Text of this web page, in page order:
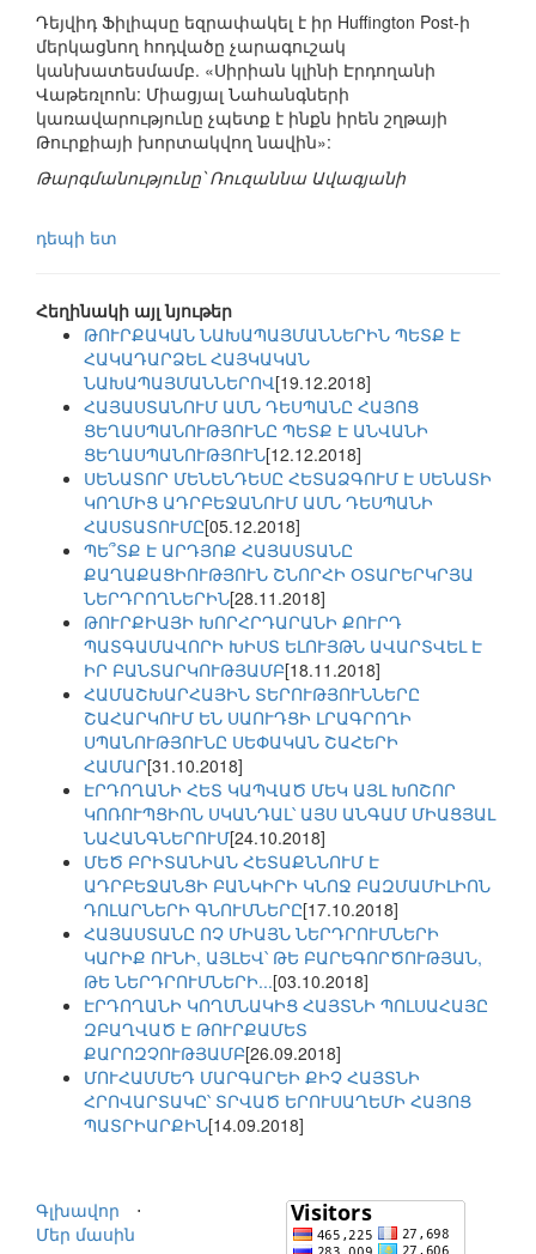
Դեյվիդ Ֆիլիպսը եզրափակել է իր Huffington Post-ի
մերկացնող հոդվածը չարագուշակ
կանխատեսմամբ. «Սիրիան կլինի Էրդողանի
Վաթեռլոոն: Միացյալ Նահանգների
կառավարությունը չպետք է ինքն իրեն շղթայի
Թուրքիայի խորտակվող նավին»:
Թարգմանությունը՝ Ռուզաննա Ավագյանի
դեպի ետ
Հեղինակի այլ նյութեր
ԹՈՒՐՔԱԿԱՆ ՆԱԽԱՊԱՅՄԱՆՆԵՐԻՆ ՊԵՏՔ Է
ՀԱԿԱԴԱՐՁԵԼ ՀԱՅԿԱԿԱՆ
ՆԱԽԱՊԱՅՄԱՆՆԵՐՈՎ[19.12.2018]
ՀԱՅԱՍՏԱՆՈՒՄ ԱՄՆ ԴԵՍՊԱՆԸ ՀԱՅՈՑ
ՑԵՂԱՍՊԱՆՈՒԹՅՈՒՆԸ ՊԵՏՔ Է ԱՆՎԱՆԻ
ՑԵՂԱՍՊԱՆՈՒԹՅՈՒՆ[12.12.2018]
ՍԵՆԱՏՈՐ ՄԵՆԵՆԴԵՍԸ ՀԵՏԱՁԳՈՒՄ Է ՍԵՆԱՏԻ
ԿՈՂՄԻՑ ԱԴՐԲԵՋԱՆՈՒՄ ԱՄՆ ԴԵՍՊԱՆԻ
ՀԱՍՏԱՏՈՒՄԸ[05.12.2018]
ՊԵ՞ՏՔ Է ԱՐԴՅՈՔ ՀԱՅԱՍՏԱՆԸ
ՔԱՂԱՔԱՑԻՈՒԹՅՈՒՆ ՇՆՈՐՀԻ ՕՏԱՐԵՐԿՐՅԱ
ՆԵՐԴՐՈՂՆԵՐԻՆ[28.11.2018]
ԹՈՒՐՔԻԱՅԻ ԽՈՐՀՐԴԱՐԱՆԻ ՔՈՒՐԴ
ՊԱՏԳԱՄԱՎՈՐԻ ԽԻՍՏ ԵԼՈՒՅԹՆ ԱՎԱՐՏՎԵԼ Է
ԻՐ ԲԱՆՏԱՐԿՈՒԹՅԱՄԲ[18.11.2018]
ՀԱՄԱՇԽԱՐՀԱՅԻՆ ՏԵՐՈՒԹՅՈՒՆՆԵՐԸ
ՇԱՀԱՐԿՈՒՄ ԵՆ ՍԱՈՒԴՑԻ ԼՐԱԳՐՈՂԻ
ՍՊԱՆՈՒԹՅՈՒՆԸ ՍԵՓԱԿԱՆ ՇԱՀԵՐԻ
ՀԱՄԱՐ[31.10.2018]
ԷՐԴՈՂԱՆԻ ՀԵՏ ԿԱՊՎԱԾ ՄԵԿ ԱՅԼ ԽՈՇՈՐ
ԿՈՌՈՒՊՑԻՈՆ ՍԿԱՆԴԱԼ՝ ԱՅՍ ԱՆԳԱՄ ՄԻԱՑՅԱԼ
ՆԱՀԱՆԳՆԵՐՈՒՄ[24.10.2018]
ՄԵԾ ԲՐԻՏԱՆԻԱՆ ՀԵՏԱՔՆՆՈՒՄ Է
ԱԴՐԲԵՋԱՆՑԻ ԲԱՆԿԻՐԻ ԿՆՈՋ ԲԱԶՄԱՄԻԼԻՈՆ
ԴՈԼԱՐՆԵՐԻ ԳՆՈՒՄՆԵՐԸ[17.10.2018]
ՀԱՅԱՍՏԱՆԸ ՈՉ ՄԻԱՅՆ ՆԵՐԴՐՈՒՄՆԵՐԻ
ԿԱՐԻՔ ՈՒՆԻ, ԱՅԼԵՎ՝ ԹԵ ԲԱՐԵԳՈՐԾՈՒԹՅԱՆ,
ԹԵ ՆԵՐԴՐՈՒՄՆԵՐԻ...[03.10.2018]
ԷՐԴՈՂԱՆԻ ԿՈՂՄՆԱԿԻՑ ՀԱՅՏՆԻ ՊՈԼՍԱՀԱՅԸ
ԶԲԱՂՎԱԾ Է ԹՈՒՐՔԱՄԵՏ
ՔԱՐՈԶՉՈՒԹՅԱՄԲ[26.09.2018]
ՄՈՒՀԱՄՄԵԴ ՄԱՐԳԱՐԵԻ ՔԻՉ ՀԱՅՏՆԻ
ՀՐՈՎԱՐՏԱԿԸ՝ ՏՐՎԱԾ ԵՐՈՒՍԱՂԵՄԻ ՀԱՅՈՑ
ՊԱՏՐԻԱՐՔԻՆ[14.09.2018]
Գլխավոր
⋅
Մեր մասին